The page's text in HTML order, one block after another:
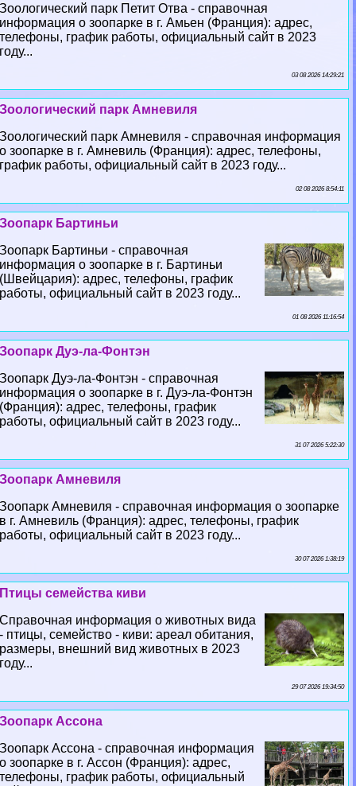
Зоологический парк Петит Отва - справочная
информация о зоопарке в г. Амьен (Франция): адрес,
телефоны, график работы, официальный сайт в 2023
году...
03 08 2026 14:29:21
Зоологический парк Амневиля
Зоологический парк Амневиля - справочная информация
о зоопарке в г. Амневиль (Франция): адрес, телефоны,
график работы, официальный сайт в 2023 году...
02 08 2026 8:54:11
Зоопарк Бартиньи
Зоопарк Бартиньи - справочная
информация о зоопарке в г. Бартиньи
(Швейцария): адрес, телефоны, график
работы, официальный сайт в 2023 году...
01 08 2026 11:16:54
Зоопарк Дуэ-ла-Фонтэн
Зоопарк Дуэ-ла-Фонтэн - справочная
информация о зоопарке в г. Дуэ-ла-Фонтэн
(Франция): адрес, телефоны, график
работы, официальный сайт в 2023 году...
31 07 2026 5:22:30
Зоопарк Амневиля
Зоопарк Амневиля - справочная информация о зоопарке
в г. Амневиль (Франция): адрес, телефоны, график
работы, официальный сайт в 2023 году...
30 07 2026 1:38:19
Птицы семейства киви
Справочная информация о животных вида
- птицы, семейство - киви: ареал обитания,
размеры, внешний вид животных в 2023
году...
29 07 2026 19:34:50
Зоопарк Ассона
Зоопарк Ассона - справочная информация
о зоопарке в г. Ассон (Франция): адрес,
телефоны, график работы, официальный